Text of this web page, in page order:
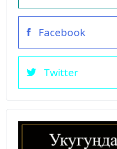
Facebook
Twitter